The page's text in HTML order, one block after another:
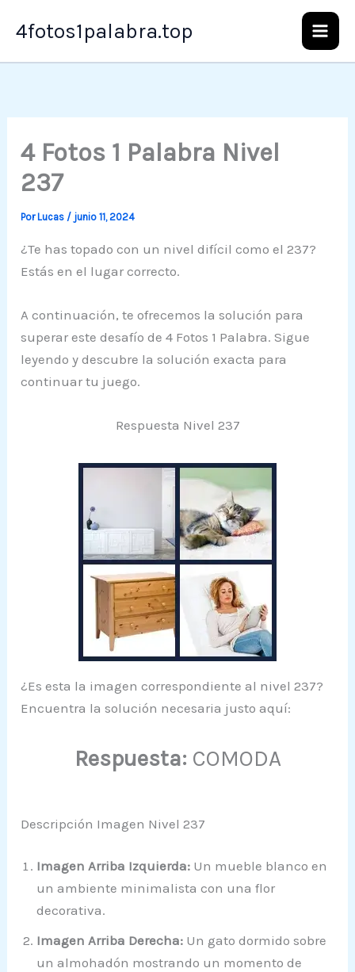
4fotos1palabra.top
4 Fotos 1 Palabra Nivel
237
PorLucas / junio 11, 2024
¿Te has topado con un nivel difícil como el 237?
Estás en el lugar correcto.
A continuación, te ofrecemos la solución para
superar este desafío de 4 Fotos 1 Palabra. Sigue
leyendo y descubre la solución exacta para
continuar tu juego.
Respuesta Nivel 237
¿Es esta la imagen correspondiente al nivel 237?
Encuentra la solución necesaria justo aquí:
Respuesta: COMODA
Descripción Imagen Nivel 237
Imagen Arriba Izquierda: Un mueble blanco en
un ambiente minimalista con una flor
decorativa.
Imagen Arriba Derecha: Un gato dormido sobre
un almohadón mostrando un momento de